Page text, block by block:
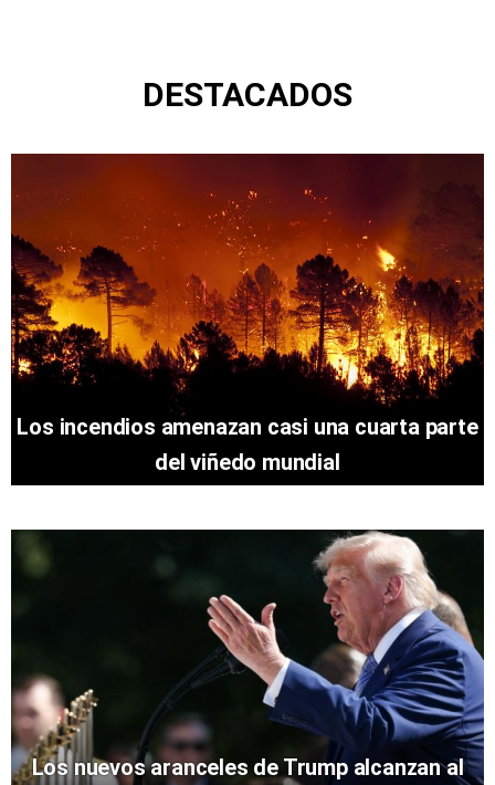
DESTACADOS
Los incendios amenazan casi una cuarta parte
del viñedo mundial
Los nuevos aranceles de Trump alcanzan al